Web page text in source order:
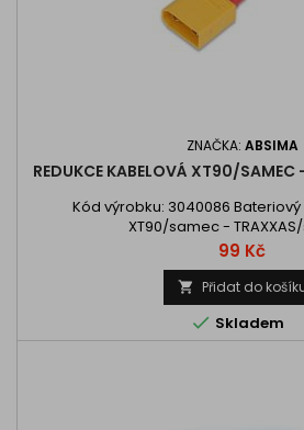
ZNAČKA: ABSIMA
REDUKCE KABELOVÁ XT90/
Kód výrobku: 3040086
XT90/samec -
Cena
99 Kč
 Přidat do
 Skladem